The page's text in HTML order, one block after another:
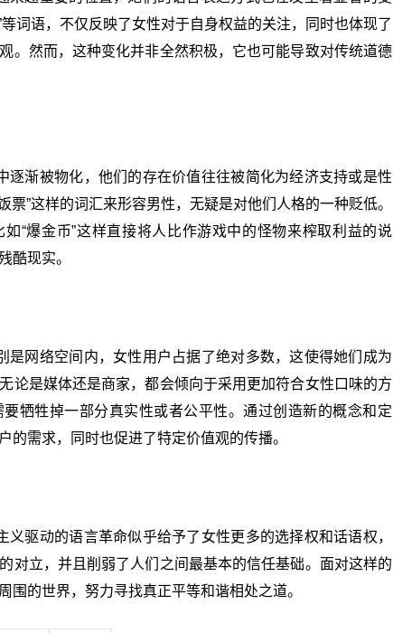
等词语，不仅反映了女性对于自身权益的关注，同时也体现了
。然而，这种变化并非全然积极，它也可能导致对传统道德
渐被物化，他们的存在价值往往被简化为经济支持或是性
票”这样的词汇来形容男性，无疑是对他们人格的一种贬低。
“爆金币”这样直接将人比作游戏中的怪物来榨取利益的说
酷现实。
网络空间内，女性用户占据了绝对多数，这使得她们成为
论是媒体还是商家，都会倾向于采用更加符合女性口味的方
牺牲掉一部分真实性或者公平性。通过创造新的概念和定
的需求，同时也促进了特定价值观的传播。
驱动的语言革命似乎给予了女性更多的选择权和话语权，
对立，并且削弱了人们之间最基本的信任基础。面对这样的
围的世界，努力寻找真正平等和谐相处之道。